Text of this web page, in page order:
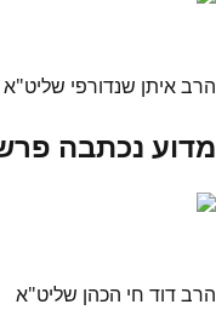
הרב איתן שנדורפי שליט"א
מדוע נכתבה
הרב דוד חי הכהן שליט"א